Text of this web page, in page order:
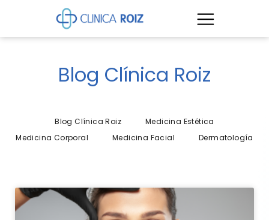
Blog Clínica Roiz
Blog Clínica Roiz
Medicina Estética
Medicina Corporal
Medicina Facial Dermatología